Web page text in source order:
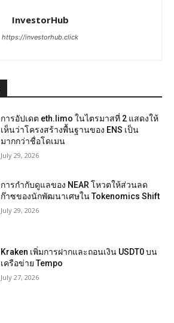
InvestorHub
https://investorhub.click
การอัปเดต eth.limo ในไตรมาสที่ 2 แสดงให้
เห็นว่าโครงสร้างพื้นฐานของ ENS เป็น
มากกว่าชื่อโดเมน
July 29, 2026
การกำกับดูแลของ NEAR โหวตให้ส่วนลด
ก๊าซของนักพัฒนาเศษใน Tokenomics Shift
July 29, 2026
Kraken เพิ่มการฝากและถอนเงิน USDT0 บน
เครือข่าย Tempo
July 27, 2026